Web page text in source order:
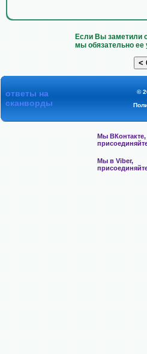
Если Вы заметили
мы обязательно ее
ответы на
сканворды
©
Мы ВКонтакте,
Мы в Viber,